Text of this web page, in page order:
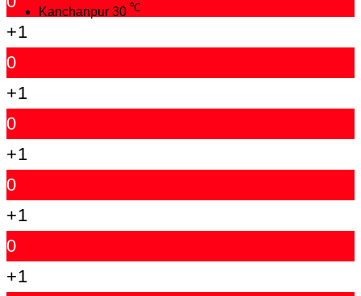
Kanchanpur 30 ℃
+1
0
+1
0
+1
0
+1
0
+1